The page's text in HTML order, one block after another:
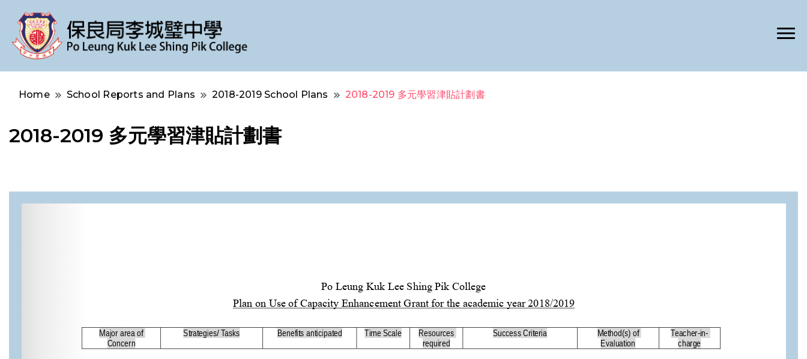
Po Leung Kuk Lee Shing Pik College
Home School Reports and Plans 2018-2019 School Plans 2018-2019 多元學習津貼計劃書
2018-2019 多元學習津貼計劃書